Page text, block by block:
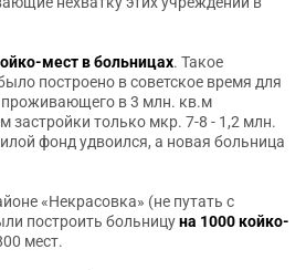
мест в больницах. Такое
построено в советское время для
проживающего в 3 млн. кв.м
застройки только мкр. 7-8 - 1,2 млн.
фонд удвоился, а новая больница
«Некрасовка» (не путать с
построить больницуна 1000 койко-
мест.